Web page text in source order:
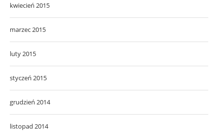
kwiecień 2015
marzec 2015
luty 2015
styczeń 2015
grudzień 2014
listopad 2014